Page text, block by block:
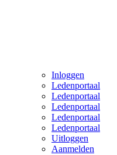
Inloggen
Ledenportaal
Ledenportaal
Ledenportaal
Ledenportaal
Ledenportaal
Uitloggen
Aanmelden